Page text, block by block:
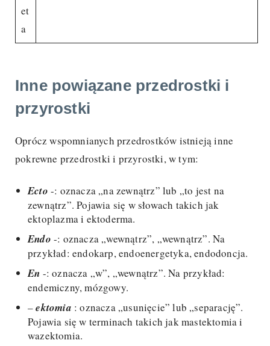
et
a
Inne powiązane przedrostki i
przyrostki
Oprócz wspomnianych przedrostków istnieją inne
pokrewne przedrostki i przyrostki, w tym:
Ecto -: oznacza „na zewnątrz” lub „to jest na
zewnątrz”. Pojawia się w słowach takich jak
ektoplazma i ektoderma.
Endo -: oznacza „wewnątrz”, „wewnątrz”. Na
przykład: endokarp, endoenergetyka, endodoncja.
En -: oznacza „w”, „wewnątrz”. Na przykład:
endemiczny, mózgowy.
–ektomia : oznacza „usunięcie” lub „separację”.
Pojawia się w terminach takich jak mastektomia i
wazektomia.